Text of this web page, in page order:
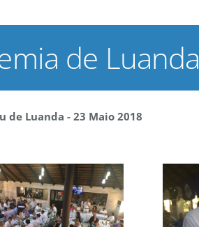
de Luanda
de Luanda - 23 Maio 2018